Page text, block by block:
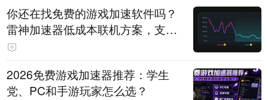
你还在找免费的游戏加速软件吗？
雷神加速器低成本联机方案，支持
免费试用
2026免费游戏加速器推荐：学生
党、PC和手游玩家怎么选？